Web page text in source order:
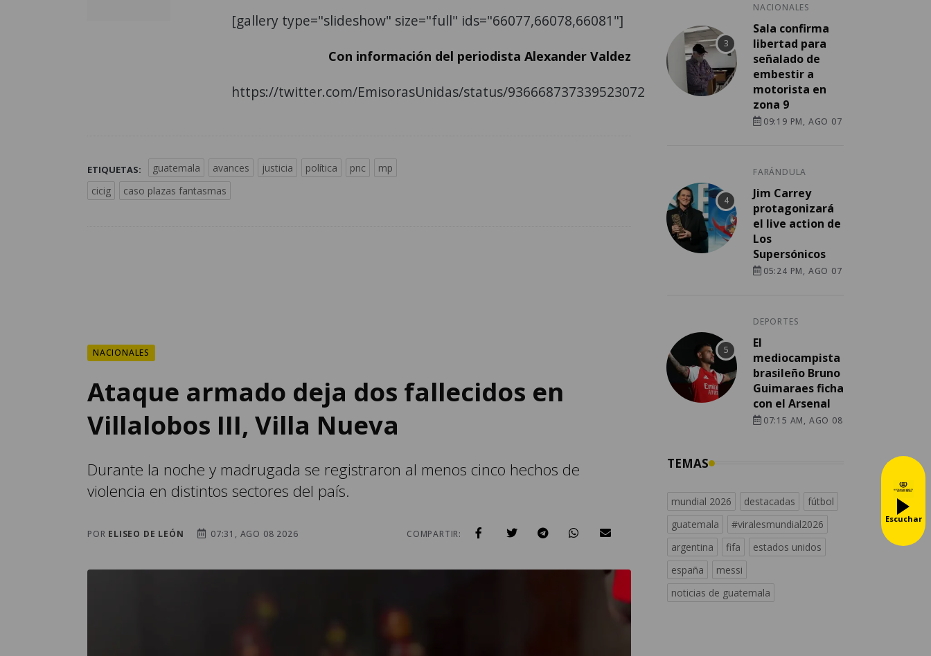
[gallery type="slideshow" size="full" ids="66077,66078,66081"]
Con información del periodista Alexander Valdez
https://twitter.com/EmisorasUnidas/status/936668737339523072
ETIQUETAS: guatemala avances justicia política pnc
mp
cicig
caso plazas fantasmas
NACIONALES
Sala confirma
libertad para
señalado de
embestir a
motorista en
zona 9
09:19 PM, AGO 07
FARÁNDULA
Jim Carrey
protagonizará
el live action de
Los
Supersónicos
05:24 PM, AGO 07
DEPORTES
El
mediocampista
brasileño Bruno
Guimaraes ficha
con el Arsenal
07:15 AM, AGO 08
TEMAS
mundial 2026 destacadas
fútbol
guatemala
#viralesmundial2026
argentina
fifa
estados unidos
españa
messi
noticias de guatemala
NACIONALES
Ataque armado deja dos fallecidos en
Villalobos III, Villa Nueva
Durante la noche y madrugada se registraron al menos cinco hechos de
violencia en distintos sectores del país.
POR ELISEO DE LEÓN 07:31, AGO 08 2026 COMPARTIR:
Escuchar